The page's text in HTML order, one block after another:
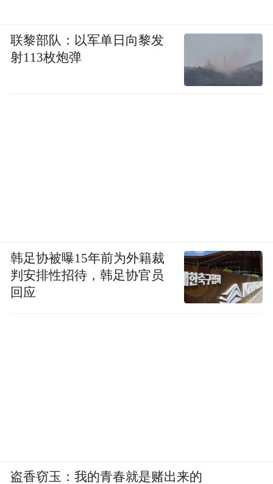
联黎部队：以军单日向黎发
射113枚炮弹
韩足协被曝15年前为外籍裁
判安排性招待，韩足协官员
回应
盗香窃玉：我的青春就是赌出来的